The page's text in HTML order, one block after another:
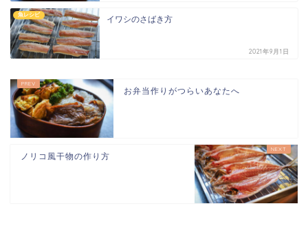
魚レシピ イワシのさばき方
2021年9月1日
お弁当作りがつらいあなたへ
ノリコ風干物の作り方